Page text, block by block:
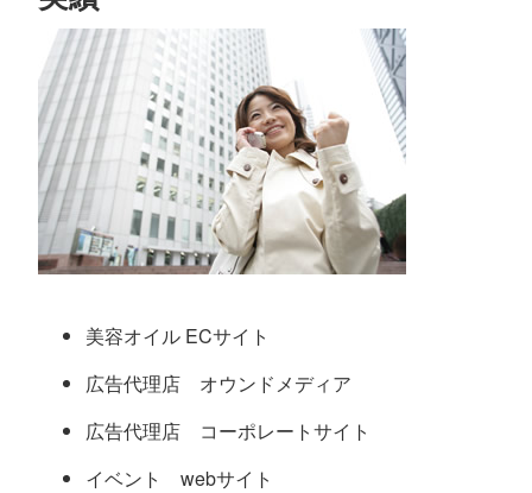
美容オイル ECサイト
広告代理店 オウンドメディア
広告代理店 コーポレートサイト
イベント webサイト